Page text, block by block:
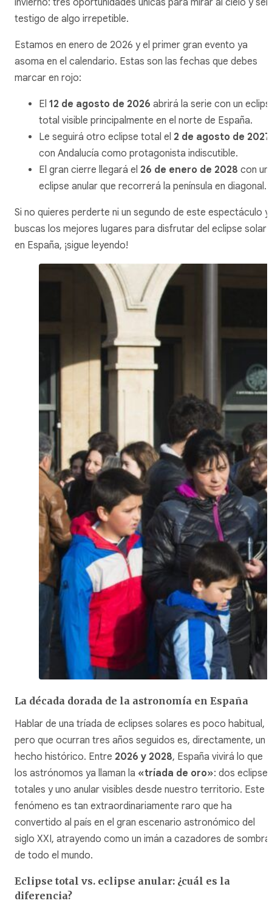
testigo de algo irrepetible.
Estamos en enero de 2026 y el primer gran evento ya
asoma en el calendario. Estas son las fechas que debes
marcar en rojo:
El 12 de agosto de 2026 abrirá la serie con un
total visible principalmente en el norte de España.
Le seguirá otro eclipse total el 2 de agosto de 2027
con Andalucía como protagonista indiscutible.
El gran cierre llegará el 26 de enero de 2028 con un
eclipse anular que recorrerá la península en diagonal.
Si no quieres perderte ni un segundo de este espectáculo y
buscas los mejores lugares para disfrutar del eclipse solar
en España, ¡sigue leyendo!
La década dorada de la astronomía en España
Hablar de una tríada de eclipses solares es poco habitual,
pero que ocurran tres años seguidos es, directamente, un
hecho histórico. Entre 2026 y 2028, España vivirá lo que
los astrónomos ya llaman la «tríada de oro»: dos eclipses
totales y uno anular visibles desde nuestro territorio. Este
fenómeno es tan extraordinariamente raro que ha
convertido al país en el gran escenario astronómico del
siglo XXI, atrayendo como un imán a cazadores de
de todo el mundo.
Eclipse total vs. eclipse anular: ¿cuál es la
diferencia?